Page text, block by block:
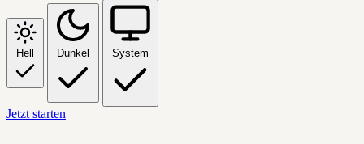
Hell Dunkel System
Jetzt starten